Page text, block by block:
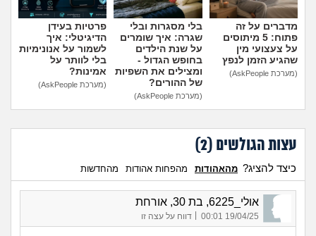
מדברים על זה
פתוח: 5 מיתוסים
על צעצועי מין
שהגיע הזמן לנפץ
(מערכת AskPeople)
בלי מסגרות ובלי
שגרה: איך שומרים
על שנת הילדים
בחופש הגדול -
ומצילים את השפיות
של ההורים?
(מערכת AskPeople)
פרטיות בעידן
הדיגיטלי: איך
לשמור על אנונימיות
בלי לוותר על
אמינות?
(מערכת AskPeople)
עצות הגולשים (2
)
כיצד להציג? מהאהודות מהפחות אהודות מהחדשות
אולי_6225, בת 30, אורחת
19/04/25 00:01 דווח על עצה זו